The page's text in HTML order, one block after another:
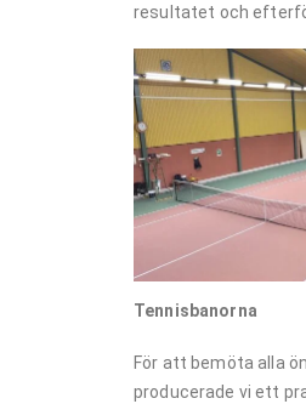
resultatet och
Tennisbanorna
För att bemöta alla
producerade vi ett